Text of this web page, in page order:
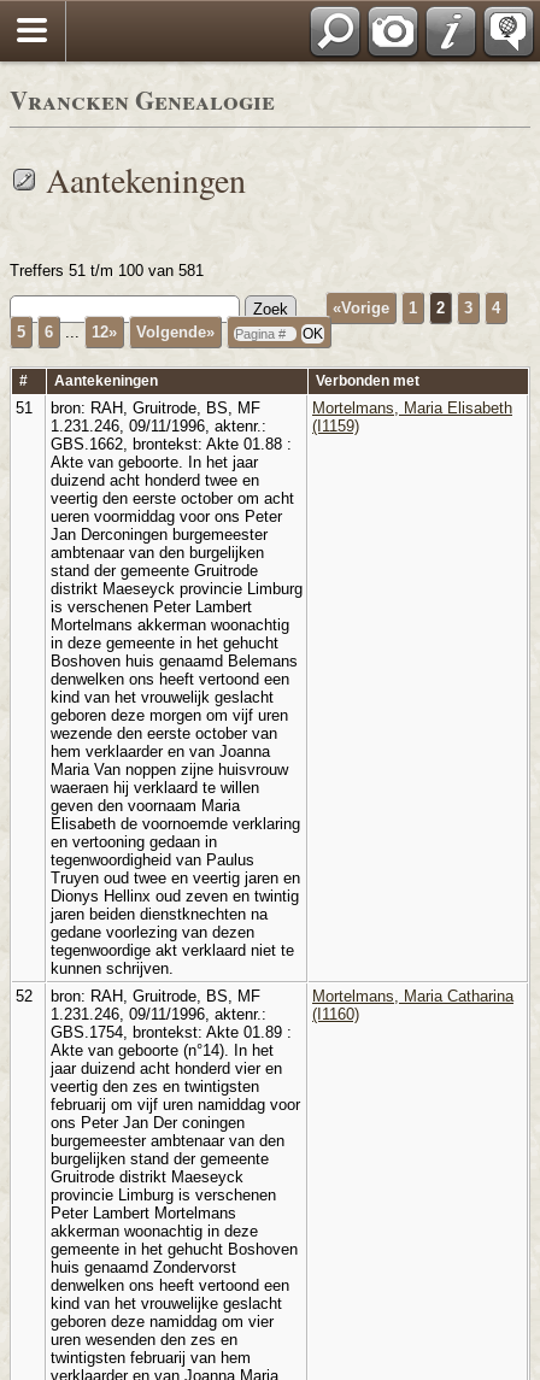
Vrancken Genealogie
Aantekeningen
Treffers 51 t/m 100 van 581
«Vorige 1 2 3
4
5
6 ... 12» Volgende»
# Aantekeningen Verbonden met
51
bron: RAH, Gruitrode, BS, MF
1.231.246, 09/11/1996, aktenr.:
GBS.1662, brontekst: Akte 01.88 :
Akte van geboorte. In het jaar
duizend acht honderd twee en
veertig den eerste october om acht
ueren voormiddag voor ons Peter
Jan Derconingen burgemeester
ambtenaar van den burgelijken
stand der gemeente Gruitrode
distrikt Maeseyck provincie Limburg
is verschenen Peter Lambert
Mortelmans akkerman woonachtig
in deze gemeente in het gehucht
Boshoven huis genaamd Belemans
denwelken ons heeft vertoond een
kind van het vrouwelijk geslacht
geboren deze morgen om vijf uren
wezende den eerste october van
hem verklaarder en van Joanna
Maria Van noppen zijne huisvrouw
waeraen hij verklaard te willen
geven den voornaam Maria
Elisabeth de voornoemde verklaring
en vertooning gedaan in
tegenwoordigheid van Paulus
Truyen oud twee en veertig jaren en
Dionys Hellinx oud zeven en twintig
jaren beiden dienstknechten na
gedane voorlezing van dezen
tegenwoordige akt verklaard niet te
kunnen schrijven.
Mortelmans, Maria Elisabeth
(I1159)
52
bron: RAH, Gruitrode, BS, MF
1.231.246, 09/11/1996, aktenr.:
GBS.1754, brontekst: Akte 01.89 :
Akte van geboorte (n°14). In het
jaar duizend acht honderd vier en
veertig den zes en twintigsten
februarij om vijf uren namiddag voor
ons Peter Jan Der coningen
burgemeester ambtenaar van den
burgelijken stand der gemeente
Gruitrode distrikt Maeseyck
provincie Limburg is verschenen
Peter Lambert Mortelmans
akkerman woonachtig in deze
gemeente in het gehucht Boshoven
huis genaamd Zondervorst
denwelken ons heeft vertoond een
kind van het vrouwelijke geslacht
geboren deze namiddag om vier
uren wesenden den zes en
twintigsten februarij van hem
verklaarder en van Joanna Maria
Mortelmans, Maria Catharina
(I1160)